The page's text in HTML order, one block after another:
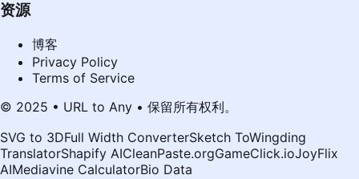
资源
博客
Privacy Policy
Terms of Service
© 2025 • URL to Any • 保留所有权利。
SVG to 3DFull Width ConverterSketch ToWingding
TranslatorShapify AICleanPaste.orgGameClick.ioJoyFlix
AIMediavine CalculatorBio Data